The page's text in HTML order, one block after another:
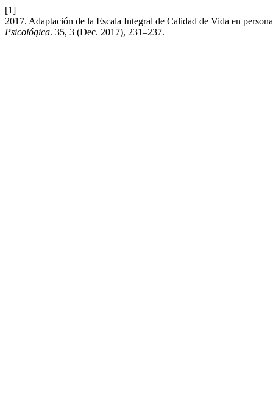
[1]
2017. Adaptación de la Escala Integral de Calidad de Vida en
Psicológica. 35, 3 (Dec. 2017), 231–237.